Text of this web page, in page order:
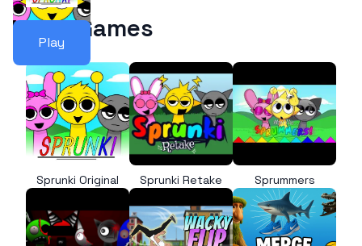
Play
More Games
Sprunki Original Sprunki Retake Sprummers